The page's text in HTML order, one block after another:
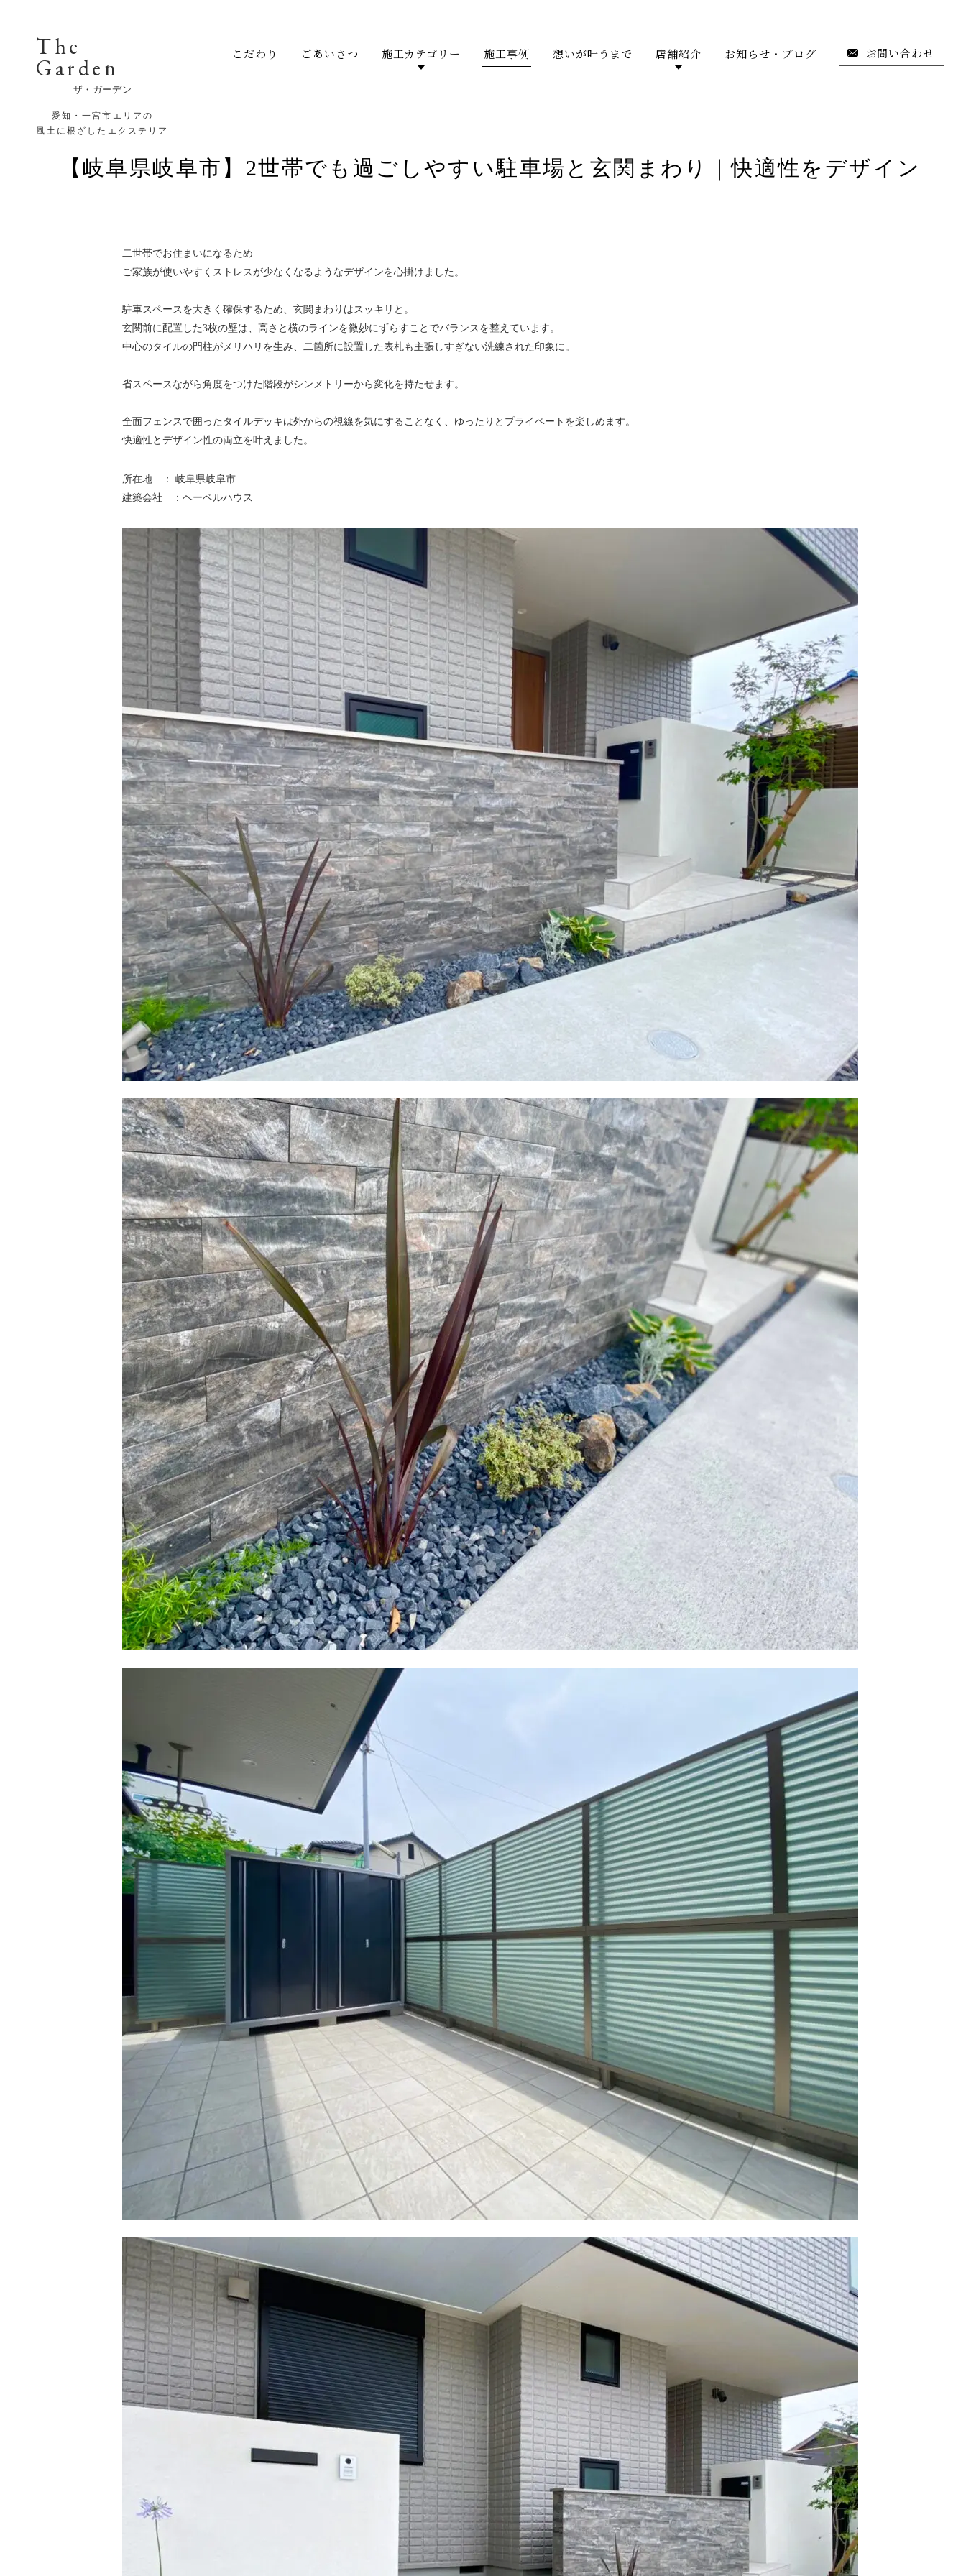
The
Garden
ザ・ガーデン
愛知・一宮市エリアの
風土に根ざしたエクステリア
こだわり ごあいさつ 施工カテゴリー 施工事例 想いが叶うまで 店舗紹介 お知らせ・ブログ お問い合わせ
【岐阜県岐阜市】2世帯でも過ごしやすい駐車場と玄関まわり｜快適性をデザイン
二世帯でお住まいになるため
ご家族が使いやすくストレスが少なくなるようなデザインを心掛けました。
駐車スペースを大きく確保するため、玄関まわりはスッキリと。
玄関前に配置した3枚の壁は、高さと横のラインを微妙にずらすことでバランスを整えています。
中心のタイルの門柱がメリハリを生み、二箇所に設置した表札も主張しすぎない洗練された印象に。
省スペースながら角度をつけた階段がシンメトリーから変化を持たせます。
全面フェンスで囲ったタイルデッキは外からの視線を気にすることなく、ゆったりとプライベートを楽しめます。
快適性とデザイン性の両立を叶えました。
所在地 ： 岐阜県岐阜市
建築会社 ：ヘーベルハウス